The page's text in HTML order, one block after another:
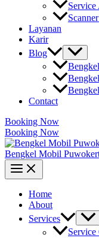
Layanan
Karir
Blog
Contact
Booking Now
Booking Now
Bengkel Mobil
Home
About
Services